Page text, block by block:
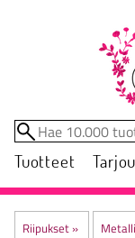
Tuotteet
Riipukset‪»